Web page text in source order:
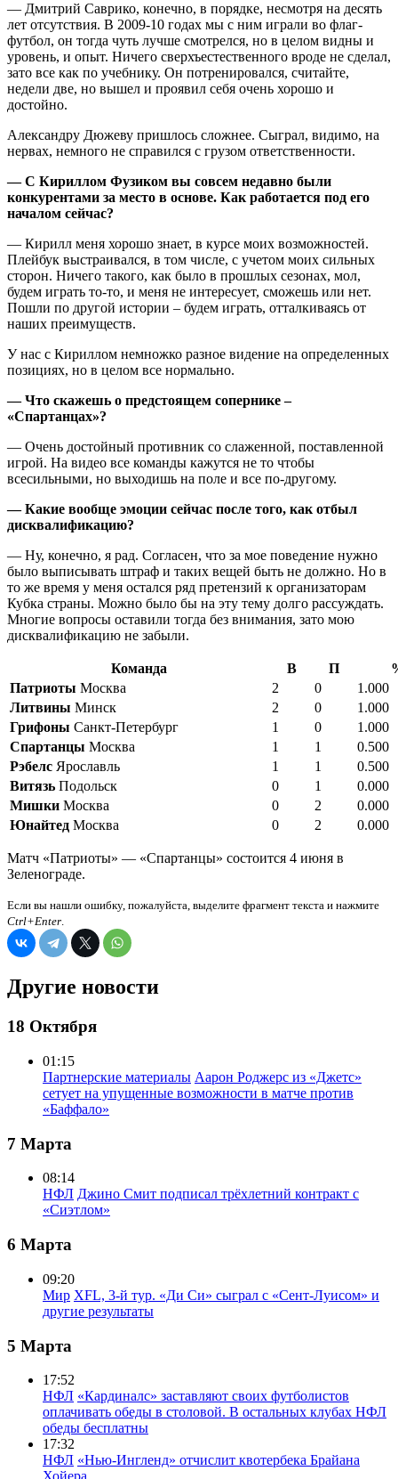
— Дмитрий Саврико, конечно, в порядке, несмотря на десять
лет отсутствия. В 2009-10 годах мы с ним играли во флаг-
футбол, он тогда чуть лучше смотрелся, но в целом видны и
уровень, и опыт. Ничего сверхъестественного вроде не сделал,
зато все как по учебнику. Он потренировался, считайте,
недели две, но вышел и проявил себя очень хорошо и
достойно.
Александру Дюжеву пришлось сложнее. Сыграл, видимо, на
нервах, немного не справился с грузом ответственности.
— С Кириллом Фузиком вы совсем недавно были
конкурентами за место в основе. Как работается под его
началом сейчас?
— Кирилл меня хорошо знает, в курсе моих возможностей.
Плейбук выстраивался, в том числе, с учетом моих сильных
сторон. Ничего такого, как было в прошлых сезонах, мол,
будем играть то-то, и меня не интересует, сможешь или нет.
Пошли по другой истории – будем играть, отталкиваясь от
наших преимуществ.
У нас с Кириллом немножко разное видение на определенных
позициях, но в целом все нормально.
— Что скажешь о предстоящем сопернике –
«Спартанцах»?
— Очень достойный противник со слаженной, поставленной
игрой. На видео все команды кажутся не то чтобы
всесильными, но выходишь на поле и все по-другому.
— Какие вообще эмоции сейчас после того, как отбыл
дисквалификацию?
— Ну, конечно, я рад. Согласен, что за мое поведение нужно
было выписывать штраф и таких вещей быть не должно. Но в
то же время у меня остался ряд претензий к организаторам
Кубка страны. Можно было бы на эту тему долго рассуждать.
Многие вопросы оставили тогда без внимания, зато мою
дисквалификацию не забыли.
Команда В П
Патриоты Москва 2 0
1.000
Литвины Минск 2 0
1.000
Грифоны Санкт-Петербург 1 0
1.000
Спартанцы Москва 1 1
0.500
Рэбелс Ярославль 1 1
0.500
Витязь Подольск 0 1
0.000
Мишки Москва 0 2
0.000
Юнайтед Москва 0 2 0.000
Матч «Патриоты» — «Спартанцы» состоится 4 июня в
Зеленограде.
Если вы нашли ошибку, пожалуйста, выделите фрагмент текста и нажмите
Ctrl+Enter.
Другие новости
18 Октября
01:15
Партнерские материалы Аарон Роджерс из «Джетс»
сетует на упущенные возможности в матче против
«Баффало»
7 Марта
08:14
НФЛ Джино Смит подписал трёхлетний контракт с
«Сиэтлом»
6 Марта
09:20
Мир XFL, 3-й тур. «Ди Си» сыграл с «Сент-Луисом» и
другие результаты
5 Марта
17:52
НФЛ «Кардиналс» заставляют своих футболистов
оплачивать обеды в столовой. В остальных клубах НФЛ
обеды бесплатны
17:32
НФЛ «Нью-Ингленд» отчислит квотербека Брайана